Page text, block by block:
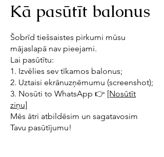
Kā pasūtīt balonus
Šobrīd tiešsaistes pirkumi mūsu
mājaslapā nav pieejami.
Lai pasūtītu:
1. Izvēlies sev tīkamos balonus;
2. Uztaisi ekrānuzņēmumu (screenshot);
3. Nosūti to WhatsApp 👉 [Nosūtīt
ziņu]
Mēs ātri atbildēsim un sagatavosim
Tavu pasūtījumu!